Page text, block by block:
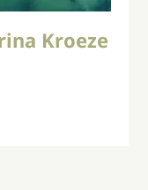
Kroeze